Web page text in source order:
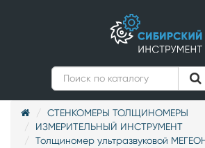
СТЕНКОМЕРЫ ТОЛЩИНОМЕРЫ
ИЗМЕРИТЕЛЬНЫЙ ИНСТРУМЕНТ
Толщиномер ультразвуковой